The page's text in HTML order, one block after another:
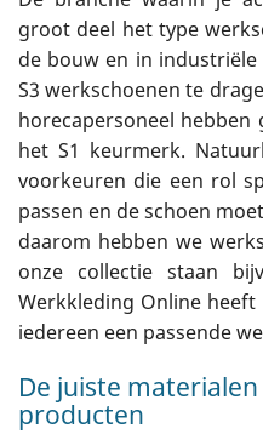
groot deel het type
de bouw en in
S3 werkschoenen te
horecapersoneel hebben
het S1 keurmerk.
voorkeuren die een rol
passen en de schoen
daarom hebben we
onze collectie staan
Werkkleding Online
iedereen een passende
De juiste
producten